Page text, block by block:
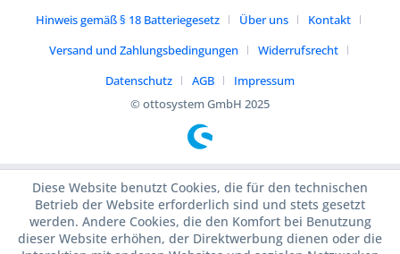
Hinweis gemäß § 18 Batteriegesetz
Über uns
Kontakt
Versand und Zahlungsbedingungen
Widerrufsrecht
Datenschutz
AGB
Impressum
© ottosystem GmbH 2025
Diese Website benutzt Cookies, die für den technischen
Betrieb der Website erforderlich sind und stets gesetzt
werden. Andere Cookies, die den Komfort bei Benutzung
dieser Website erhöhen, der Direktwerbung dienen oder die